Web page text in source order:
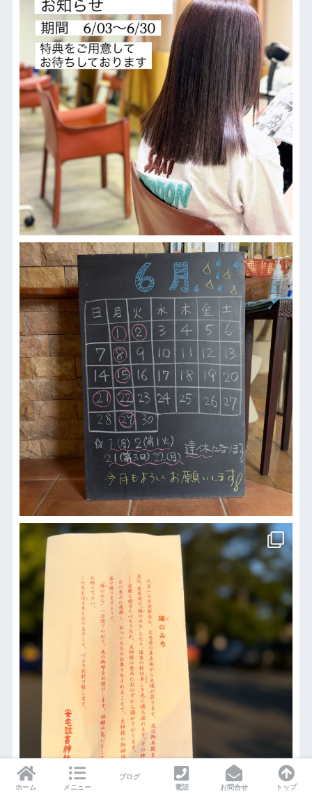
ホーム メニュー
ブログ
電話
お問合せ トップ